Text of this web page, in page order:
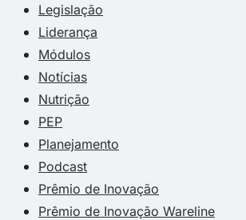
Legislação
Liderança
Módulos
Notícias
Nutrição
PEP
Planejamento
Podcast
Prêmio de Inovação
Prêmio de Inovação Wareline